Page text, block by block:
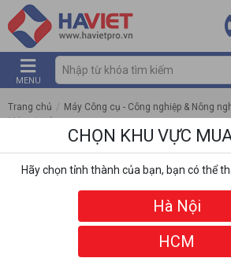
MENU
Trang chủ / Máy Công cụ - Công nghiệp & Nông
Máy cắt tôn
CHỌN KHU VỰC
Hãy chọn tỉnh thành của bạn, bạn có thể
Hà Nội
HCM